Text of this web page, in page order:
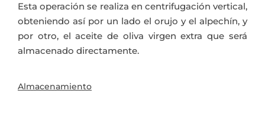
Esta operación se realiza en centrifugación vertical,
obteniendo así por un lado el orujo y el alpechín, y
por otro, el aceite de oliva virgen extra que será
almacenado directamente.
Almacenamiento